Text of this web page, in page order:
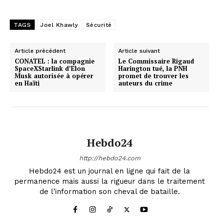
TAGS Joel Khawly Sécurité
Article précédent
CONATEL : la compagnie
SpaceXStarlink d’Elon
Musk autorisée à opérer
en Haïti
Article suivant
Le Commissaire Rigaud
Harington tué, la PNH
promet de trouver les
auteurs du crime
Hebdo24
http://hebdo24.com
Hebdo24 est un journal en ligne qui fait de la
permanence mais aussi la rigueur dans le traitement
de l’information son cheval de bataille.